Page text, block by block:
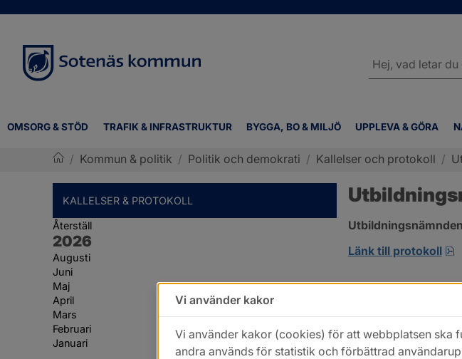
OMSORG & STÖD TRAFIK & INFRASTRUKTUR BYGGA, BO & MILJÖ UPPLEVA & GÖRA
webbplatsen
/ Kommun & politik / Politik och demokrati / Kallelser och protokoll /
KALLELSER & PROTOKOLL
Återställ
År:
2026
Augusti
Juni
Maj
April
Mars
Februari
Januari
Länk till protokoll
Vi använder kakor
Vi använder kakor (cookies) för att webbplatsen ska
andra används för statistik och förbättrad